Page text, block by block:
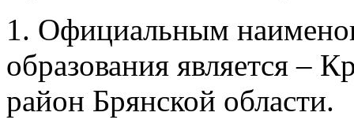
1. Официальным
образования является –
район Брянской области.